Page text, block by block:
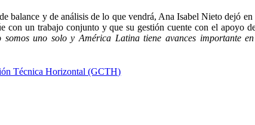
balance y de análisis de lo que vendrá, Ana Isabel Nieto dejó
con un trabajo conjunto y que su gestión cuente con el apoyo
uno solo y América Latina tiene avances importante
Técnica Horizontal (GCTH)